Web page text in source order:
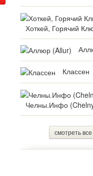
Хоткей, Горячий
Классен
Челны.Инфо
смотреть все